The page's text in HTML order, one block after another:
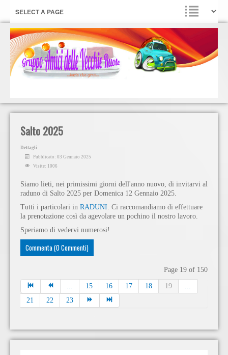
Salto 2025
Dettagli
Pubblicato: 03 Gennaio 2025
Visite: 1006
Siamo lieti, nei primissimi giorni dell'anno nuovo, di invitarvi al
raduno di Salto 2025 per Domenica 12 Gennaio 2025.
Tutti i particolari in RADUNI . Ci raccomandiamo di effettuare
la prenotazione così da agevolare un pochino il nostro lavoro.
Speriamo di vedervi numerosi!
Commenta (0 Commenti)
Page 19 of 150
15 16 17 18 19
21
22 23